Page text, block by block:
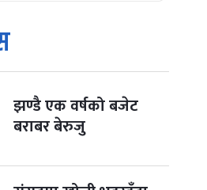
सङ्क्रान्ति
१, २०८३
३, २०८३ -Oct 20, 2026
४, २०८३
झण्डै एक वर्षको बजेट
बराबर बेरुजु